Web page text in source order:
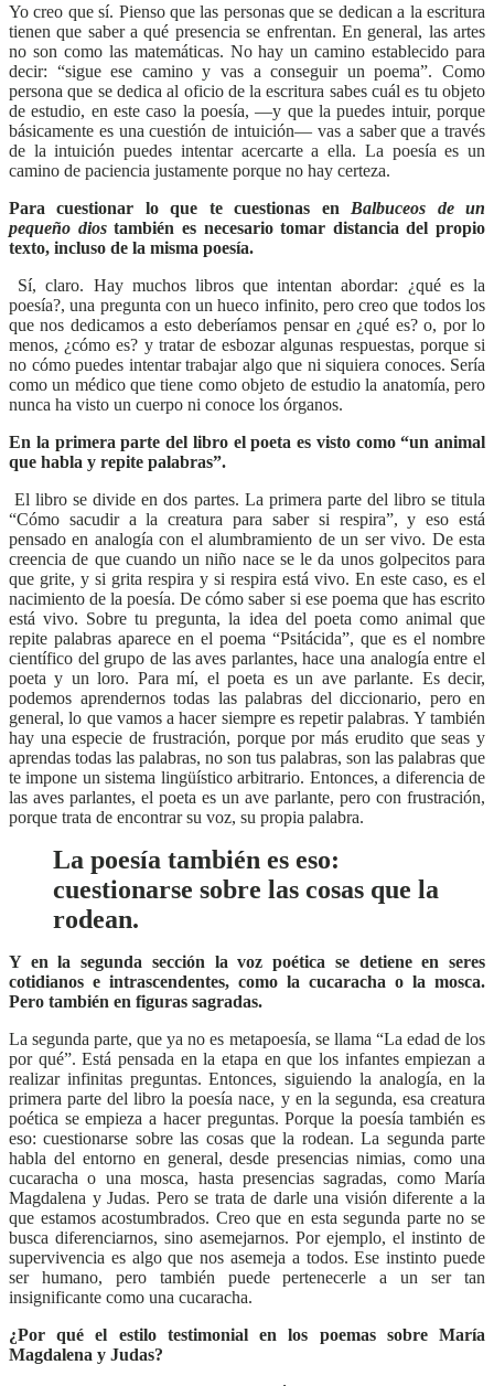
Yo creo que sí. Pienso que las personas que se dedican a la escritura
tienen que saber a qué presencia se enfrentan. En general, las artes
no son como las matemáticas. No hay un camino establecido para
decir: “sigue ese camino y vas a conseguir un poema”. Como
persona que se dedica al oficio de la escritura sabes cuál es tu objeto
de estudio, en este caso la poesía, —y que la puedes intuir, porque
básicamente es una cuestión de intuición— vas a saber que a través
de la intuición puedes intentar acercarte a ella. La poesía es un
camino de paciencia justamente porque no hay certeza.
Para cuestionar lo que te cuestionas en Balbuceos de un
pequeño diostambién es necesario tomar distancia del propio
texto, incluso de la misma poesía.
Sí, claro. Hay muchos libros que intentan abordar: ¿qué es la
poesía?, una pregunta con un hueco infinito, pero creo que todos los
que nos dedicamos a esto deberíamos pensar en ¿qué es? o, por lo
menos, ¿cómo es? y tratar de esbozar algunas respuestas, porque si
no cómo puedes intentar trabajar algo que ni siquiera conoces. Sería
como un médico que tiene como objeto de estudio la anatomía, pero
nunca ha visto un cuerpo ni conoce los órganos.
En la primera parte del libro el poeta es visto como “un animal
que habla y repite palabras”.
El libro se divide en dos partes. La primera parte del libro se titula
“Cómo sacudir a la creatura para saber si respira”, y eso está
pensado en analogía con el alumbramiento de un ser vivo. De esta
creencia de que cuando un niño nace se le da unos golpecitos para
que grite, y si grita respira y si respira está vivo. En este caso, es el
nacimiento de la poesía. De cómo saber si ese poema que has escrito
está vivo. Sobre tu pregunta, la idea del poeta como animal que
repite palabras aparece en el poema “Psitácida”, que es el nombre
científico del grupo de las aves parlantes, hace una analogía entre el
poeta y un loro. Para mí, el poeta es un ave parlante. Es decir,
podemos aprendernos todas las palabras del diccionario, pero en
general, lo que vamos a hacer siempre es repetir palabras. Y también
hay una especie de frustración, porque por más erudito que seas y
aprendas todas las palabras, no son tus palabras, son las palabras que
te impone un sistema lingüístico arbitrario. Entonces, a diferencia de
las aves parlantes, el poeta es un ave parlante, pero con frustración,
porque trata de encontrar su voz, su propia palabra.
La poesía también es eso:
cuestionarse sobre las cosas que la
rodean.
Y en la segunda sección la voz poética se detiene en seres
cotidianos e intrascendentes, como la cucaracha o la mosca.
Pero también en figuras sagradas.
La segunda parte, que ya no es metapoesía, se llama “La edad de los
por qué”. Está pensada en la etapa en que los infantes empiezan a
realizar infinitas preguntas. Entonces, siguiendo la analogía, en la
primera parte del libro la poesía nace, y en la segunda, esa creatura
poética se empieza a hacer preguntas. Porque la poesía también es
eso: cuestionarse sobre las cosas que la rodean. La segunda parte
habla del entorno en general, desde presencias nimias, como una
cucaracha o una mosca, hasta presencias sagradas, como María
Magdalena y Judas. Pero se trata de darle una visión diferente a la
que estamos acostumbrados. Creo que en esta segunda parte no se
busca diferenciarnos, sino asemejarnos. Por ejemplo, el instinto de
supervivencia es algo que nos asemeja a todos. Ese instinto puede
ser humano, pero también puede pertenecerle a un ser tan
insignificante como una cucaracha.
¿Por qué el estilo testimonial en los poemas sobre María
Magdalena y Judas?